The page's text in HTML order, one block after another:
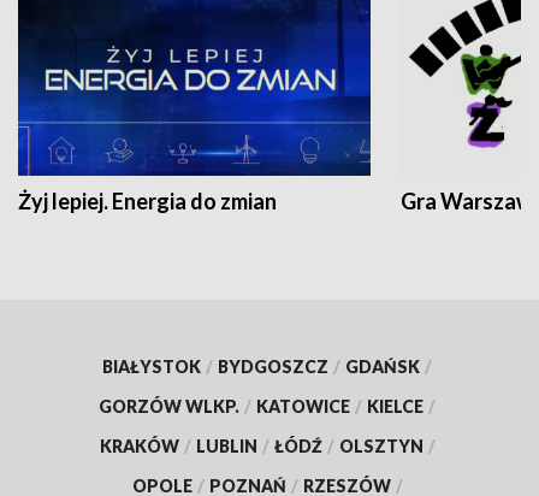
Żyj lepiej. Energia do zmian Gra
BIAŁYSTOK / BYDGOSZCZ / GDAŃSK /
GORZÓW WLKP. / KATOWICE / KIELCE /
KRAKÓW / LUBLIN / ŁÓDŹ / OLSZTYN /
OPOLE / POZNAŃ / RZESZÓW /